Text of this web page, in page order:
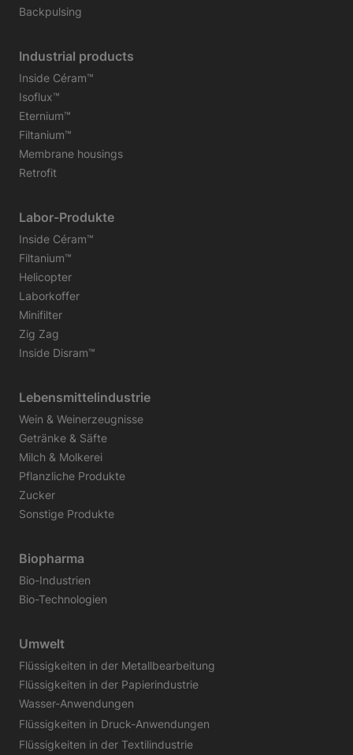
Backpulsing
Industrial products
Inside Céram™
Isoflux™
Eternium™
Filtanium™
Membrane housings
Retrofit
Labor-Produkte
Inside Céram™
Filtanium™
Helicopter
Laborkoffer
Minifilter
Zig Zag
Inside Disram™
Lebensmittelindustrie
Wein & Weinerzeugnisse
Getränke & Säfte
Milch & Molkerei
Pflanzliche Produkte
Zucker
Sonstige Produkte
Biopharma
Bio-Industrien
Bio-Technologien
Umwelt
Flüssigkeiten in der Metallbearbeitung
Flüssigkeiten in der Papierindustrie
Wasser-Anwendungen
Flüssigkeiten in Druck-Anwendungen
Flüssigkeiten in der Textilindustrie